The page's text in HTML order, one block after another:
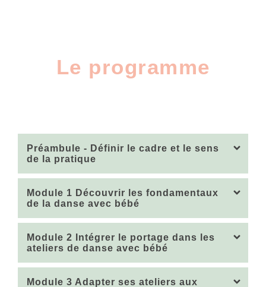
Le programme
Préambule - Définir le cadre et le sens
de la pratique
Module 1 Découvrir les fondamentaux
de la danse avec bébé
Module 2 Intégrer le portage dans les
ateliers de danse avec bébé
Module 3 Adapter ses ateliers aux